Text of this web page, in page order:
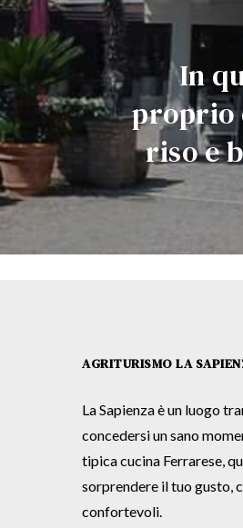
In
proprio
riso e
AGRITURISMO LA
La Sapienza è un luogo
concedersi un sano
tipica cucina Ferrarese,
sorprendere il tuo gusto,
confortevoli.